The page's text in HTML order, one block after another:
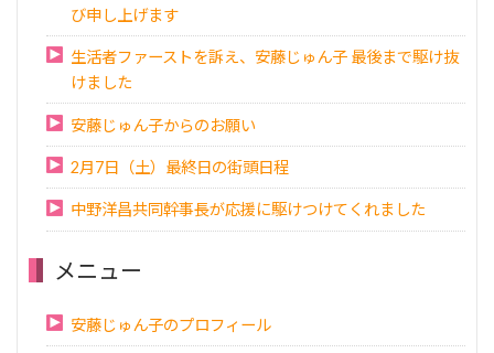
び申し上げます
生活者ファーストを訴え、安藤じゅん子 最後まで駆け抜
けました
安藤じゅん子からのお願い
2月7日（土）最終日の街頭日程
中野洋昌共同幹事長が応援に駆けつけてくれました
メニュー
安藤じゅん子のプロフィール